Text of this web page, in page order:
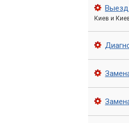
Из
В
Выезд
Киев и